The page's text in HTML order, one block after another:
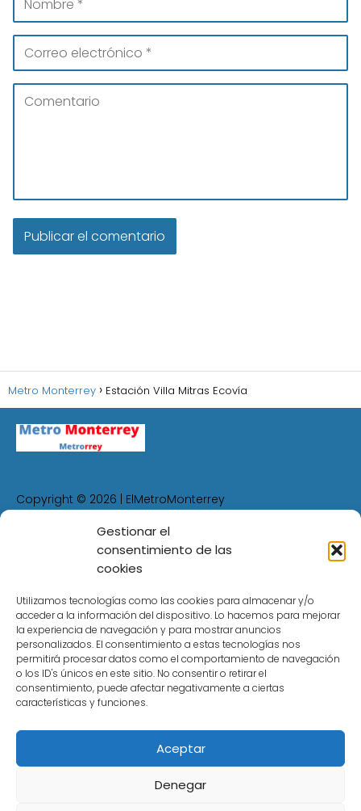
Gestionar el
consentimiento de las
cookies
Utilizamos tecnologías como las cookies para almacenar y/o
acceder a la información del dispositivo. Lo hacemos para mejorar
la experiencia de navegación y para mostrar anuncios
personalizados. El consentimiento a estas tecnologías nos
permitirá procesar datos como el comportamiento de navegación
o los ID's únicos en este sitio. No consentir o retirar el
consentimiento, puede afectar negativamente a ciertas
características y funciones.
Aceptar
Denegar
Metro Monterrey Estación Villa Mitras Ecovía
Copyright © 2026 | ElMetroMonterrey
Política de Privacidad
Aviso Legal
Contacto
La información que se muestra en
ElMetroMonterrey.comes sólo informativa para
todos los usuarios que desean conocer toda la